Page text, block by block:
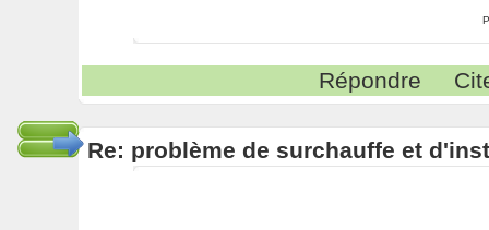
Répondre
Re: problème de surchauffe et